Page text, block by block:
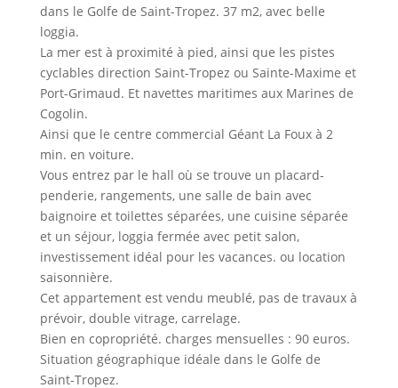
dans le Golfe de Saint-Tropez. 37 m2, avec belle
loggia.
La mer est à proximité à pied, ainsi que les pistes
cyclables direction Saint-Tropez ou Sainte-Maxime et
Port-Grimaud. Et navettes maritimes aux Marines de
Cogolin.
Ainsi que le centre commercial Géant La Foux à 2
min. en voiture.
Vous entrez par le hall où se trouve un placard-
penderie, rangements, une salle de bain avec
baignoire et toilettes séparées, une cuisine séparée
et un séjour, loggia fermée avec petit salon,
investissement idéal pour les vacances. ou location
saisonnière.
Cet appartement est vendu meublé, pas de travaux à
prévoir, double vitrage, carrelage.
Bien en copropriété. charges mensuelles : 90 euros.
Situation géographique idéale dans le Golfe de
Saint-Tropez.